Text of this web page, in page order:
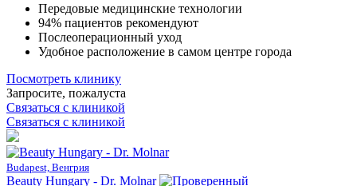
Передовые медицинские технологии
94% пациентов рекомендуют
Послеоперационный уход
Удобное расположение в самом центре города
Посмотреть клинику
Запросите, пожалуста
Связаться с клиникой
Связаться с клиникой
Budapest, Венгрия
Beauty Hungary - Dr. Molnar